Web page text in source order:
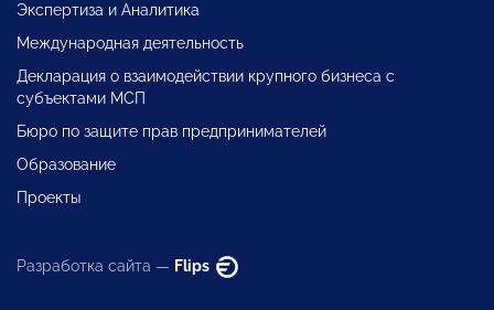
Экспертиза и Аналитика
Международная деятельность
Декларация о взаимодействии крупного бизнеса с
субъектами МСП
Бюро по защите прав предпринимателей
Образование
Проекты
Разработка сайта — Flips